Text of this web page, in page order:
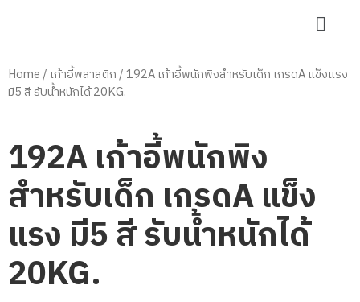
Home/ เก้าอี้พลาสติก/ 192A เก้าอี้พนักพิงสำหรับเด็ก เกรดA แข็งแรง
มี5 สี รับน้ำหนักได้ 20KG.
192A เก้าอี้พนักพิง
สำหรับเด็ก เกรดA แข็ง
แรง มี5 สี รับน้ำหนักได้
20KG.